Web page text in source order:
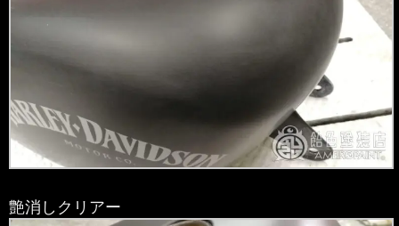
艶消しクリアー